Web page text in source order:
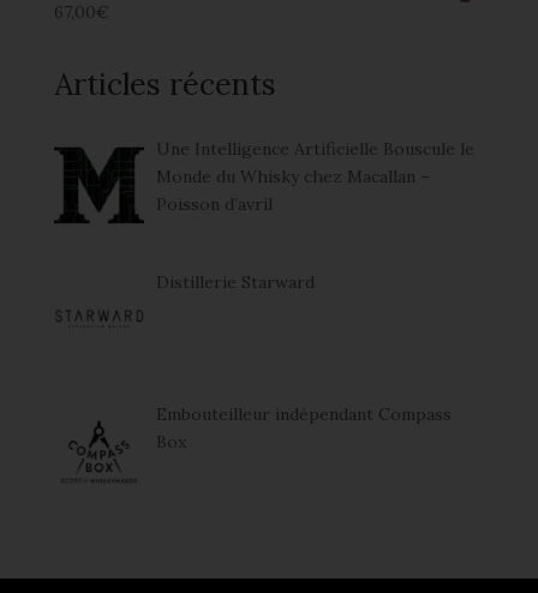
67,00€
Articles récents
Une Intelligence Artificielle Bouscule le
Monde du Whisky chez Macallan –
Poisson d’avril
Distillerie Starward
Embouteilleur indépendant Compass
Box